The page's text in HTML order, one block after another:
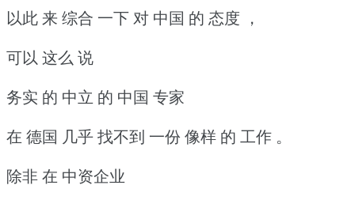
以此 来 综合 一下 对 中国 的 态度 ，
可以 这么 说
务实 的 中立 的 中国 专家
在 德国 几乎 找不到 一份 像样 的 工作 。
除非 在 中资企业